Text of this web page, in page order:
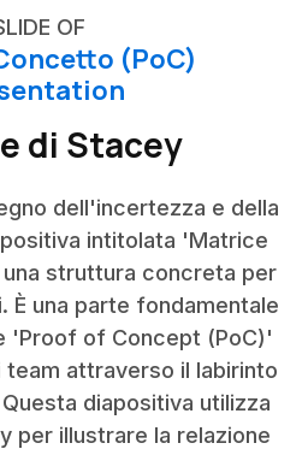
OF
(PoC)
di Stacey
dell'incertezza e della
intitolata 'Matrice
struttura concreta per
È una parte fondamentale
'Proof of Concept (PoC)'
team attraverso il labirinto
diapositiva utilizza
per illustrare la relazione